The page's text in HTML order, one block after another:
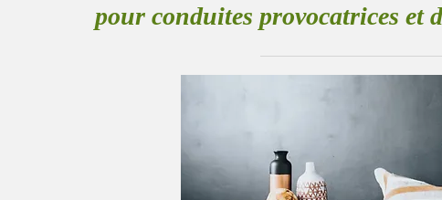
pour conduites provocatrices et